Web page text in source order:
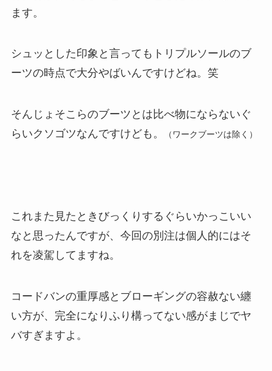
ます。
シュッとした印象と言ってもトリプルソールのブ
ーツの時点で大分やばいんですけどね。笑
そんじょそこらのブーツとは比べ物にならないぐ
らいクソゴツなんですけども。
（ワークブーツは除く）
これまた見たときびっくりするぐらいかっこいい
なと思ったんですが、今回の別注は個人的にはそ
れを凌駕してますね。
コードバンの重厚感とブローギングの容赦ない纏
い方が、完全になりふり構ってない感がまじでヤ
バすぎますよ。